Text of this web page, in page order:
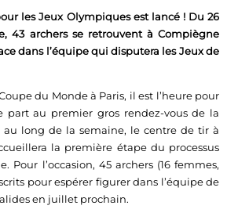
les Jeux Olympiques est lancé ! Du 26
43 archers se retrouvent à Compiègne
dans l’équipe qui disputera les Jeux de
du Monde à Paris, il est l’heure pour
part au premier gros rendez-vous de la
au long de la semaine, le centre de tir à
la première étape du processus
Pour l’occasion, 45 archers (16 femmes,
pour espérer figurer dans l’équipe de
en juillet prochain.